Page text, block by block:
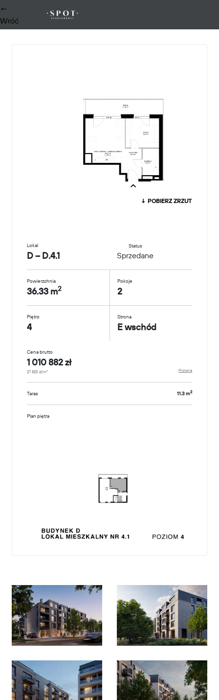
←
Wróć
↓ POBIERZ ZRZUT
Lokal
D – D.4.1
Status
Sprzedane
Powierzchnia
36.33 m2
Pokoje
2
Piętro
4
Strona
E wschód
Cena brutto
1 010 882 zł
27 825 zł/m² Historia
Taras 11.3 m2
Plan piętra